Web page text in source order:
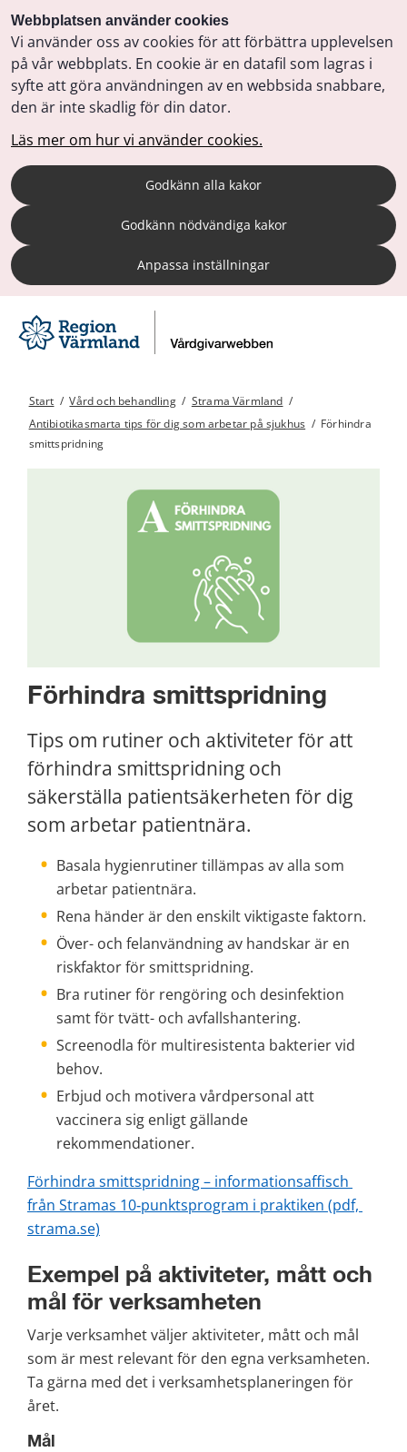
Webbplatsen använder cookies
Vi använder oss av cookies för att förbättra upplevelsen
på vår webbplats. En cookie är en datafil som lagras i
syfte att göra användningen av en webbsida snabbare,
den är inte skadlig för din dator.
Läs mer om hur vi använder cookies.
Godkänn alla kakor
Godkänn nödvändiga kakor
Anpassa inställningar
Start / Vård och behandling / Strama Värmland /
Antibiotikasmarta tips för dig som arbetar på sjukhus / Förhindra
smittspridning
Förhindra smittspridning
Tips om rutiner och aktiviteter för att
förhindra smittspridning och
säkerställa patientsäkerheten för dig
som arbetar patientnära.
Basala hygienrutiner tillämpas av alla som
arbetar patientnära.
Rena händer är den enskilt viktigaste faktorn.
Över- och felanvändning av handskar är en
riskfaktor för smittspridning.
Bra rutiner för rengöring och desinfektion
samt för tvätt- och avfallshantering.
Screenodla för multiresistenta bakterier vid
behov.
Erbjud och motivera vårdpersonal att
vaccinera sig enligt gällande
rekommendationer.
Förhindra smittspridning – informationsaffisch
från Stramas 10‑punktsprogram i praktiken (pdf,
strama.se)
Exempel på aktiviteter, mått och
mål för verksamheten
Varje verksamhet väljer aktiviteter, mått och mål
som är mest relevant för den egna verksamheten.
Ta gärna med det i verksamhetsplaneringen för
året.
Mål